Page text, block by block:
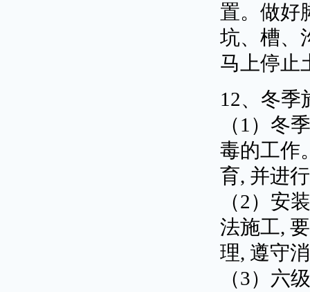
置。做好
坑、槽、
马上停止
12、冬季
（1）冬
毒的工作
育, 并进
（2）安
法施工,
理, 遵守
（3）六